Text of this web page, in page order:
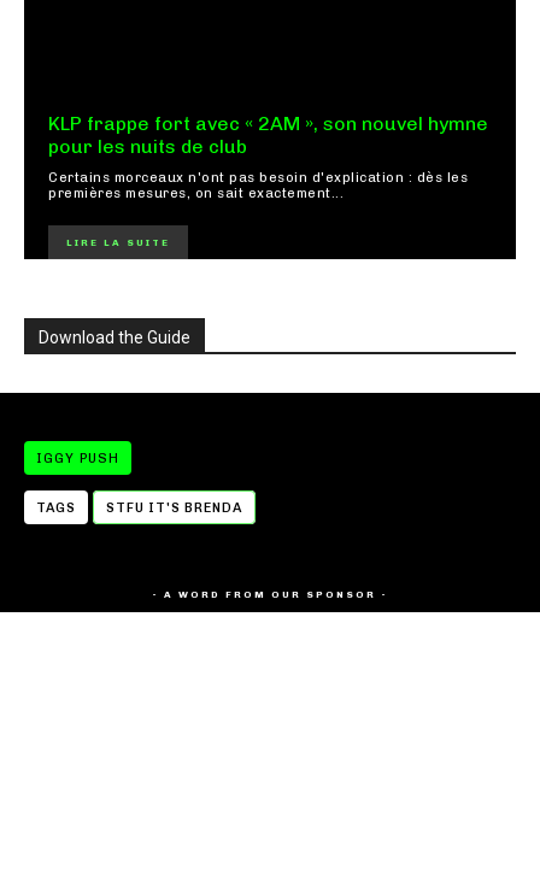
KLP frappe fort avec « 2AM », son nouvel hymne
pour les nuits de club
Certains morceaux n'ont pas besoin d'explication : dès les
premières mesures, on sait exactement...
LIRE LA SUITE
Download the Guide
IGGY PUSH
TAGS STFU IT'S BRENDA
- A WORD FROM OUR SPONSOR -